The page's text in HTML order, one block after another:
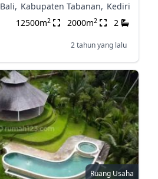
Bali, Kabupaten Tabanan, Kediri
12500m2 2000m2 2
2 tahun yang lalu
Ruang Usaha